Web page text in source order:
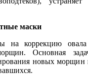
маски
на коррекцию
Основная
новых морщин